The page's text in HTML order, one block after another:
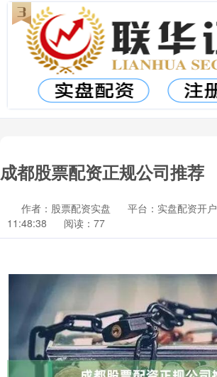
成都股票配资正规公司推荐
作者：股票配资实盘 平台：实盘配资开户
11:48:38
阅读：77